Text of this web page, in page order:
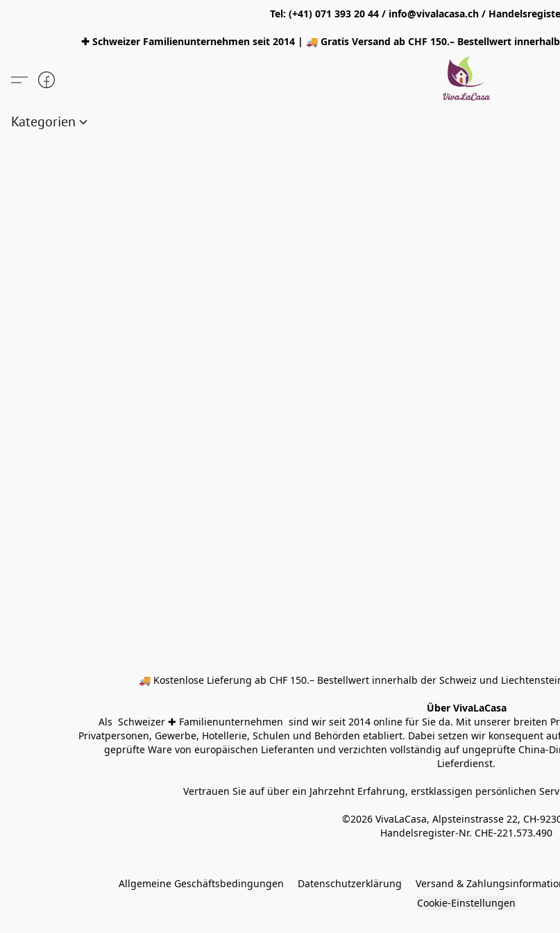
Tel: (+41) 071 393 20 44 / info@vivalacasa.ch /
✚ Schweizer Familienunternehmen seit 2014 | 🚚 Gratis Versand ab CHF 150.– Bestellwert
Kategorien
🚚 Kostenlose Lieferung ab CHF 150.– Bestellwert innerhalb der Schweiz und
Über VivaLaCasa
Als  Schweizer ✚ Familienunternehmen  sind wir seit 2014 online für Sie da. Mit unserer breiten
Privatpersonen, Gewerbe, Hotellerie, Schulen und Behörden etabliert. Dabei setzen wir konsequent
geprüfte Ware von europäischen Lieferanten und verzichten vollständig auf ungeprüfte China-
Lieferdienst.
Vertrauen Sie auf über ein Jahrzehnt Erfahrung, erstklassigen persönlichen
©2026 VivaLaCasa, Alpsteinstrasse 22, CH-
Handelsregister-Nr. CHE-221.573.490
Allgemeine Geschäftsbedingungen Datenschutzerklärung Versand &
Cookie-Einstellungen